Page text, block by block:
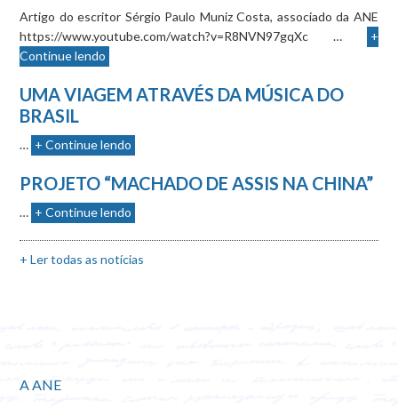
Artigo do escritor Sérgio Paulo Muniz Costa, associado da ANE
https://www.youtube.com/watch?v=R8NVN97gqXc …
+
Continue lendo
UMA VIAGEM ATRAVÉS DA MÚSICA DO
BRASIL
… + Continue lendo
PROJETO “MACHADO DE ASSIS NA CHINA”
… + Continue lendo
+ Ler todas as notícias
A ANE